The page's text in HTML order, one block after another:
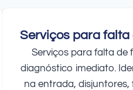
Serviços para falta
Serviços para falta de
diagnóstico imediato.
na entrada, disjuntores,